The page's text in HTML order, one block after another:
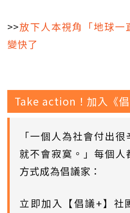
>>放下人本視角「地球一
變快了
Take action！加入《倡
「一個人為社會付出
就不會寂寞。」每個人
方式成為倡議家：
立即加入【倡議+】社